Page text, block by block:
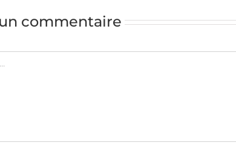
commentaire